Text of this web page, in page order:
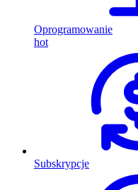
Oprogramowanie
hot
Subskrypcje